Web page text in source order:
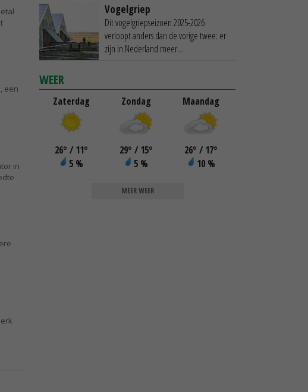
een
in
Vogelgriep
Dit vogelgriepseizoen 2025-2026
verloopt anders dan de vorige twee: er
zijn in Nederland meer...
WEER
Zaterdag
26° / 11°
5 %
Zondag
29° / 15°
5 %
Maandag
26° / 17°
10 %
MEER WEER